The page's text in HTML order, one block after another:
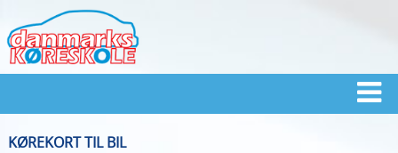
KØREKORT TIL BIL